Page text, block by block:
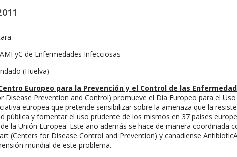
de Enfermedades Infecciosas
(Huelva)
Europeo para la Prevención y el Control de las
Disease Prevention and Control) promueve el Día Europeo para el
europea que pretende sensibilizar sobre la amenaza que la
pública y fomentar el uso prudente de los mismos en 37 países
la Unión Europea. Este año además se hace de manera coordinada
(Centers for Disease Control and Prevention) y canadiense
mundial de este problema.